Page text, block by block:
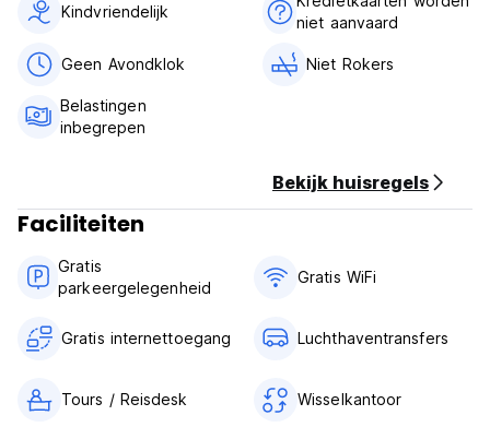
Check out before 10:00 .
Cancellation policy: 72h before arrival.
Payment upon arrival by cash.
General:
Child friendly.
Non smoking.
Kindvriendelijk
niet aanvaard
Geen Avondklok Niet Rokers
Belastingen
inbegrepen
Bekijk huisregels
Faciliteiten
Gratis
parkeergelegenheid
Gratis WiFi
Gratis internettoegang Luchthaventransfers
Tours / Reisdesk Wisselkantoor